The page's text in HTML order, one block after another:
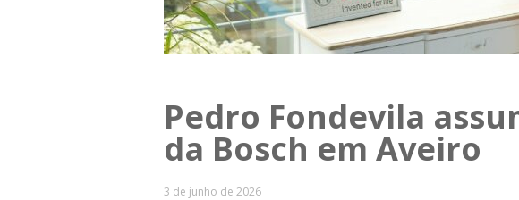
Pedro Fondevila
da Bosch em Aveiro
3 de junho de 2026